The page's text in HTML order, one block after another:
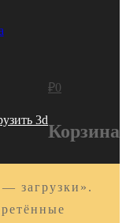
3d
₽0
Корзина
загрузки».